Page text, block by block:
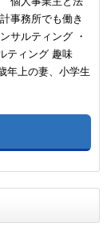
事務所でも働き
サルティング ・
ティング 趣味
年上の妻、小学生